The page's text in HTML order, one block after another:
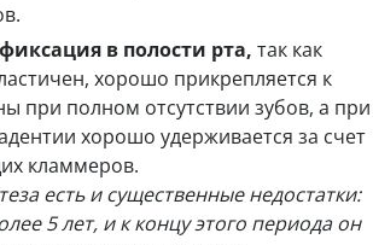
в полости рта, так как
хорошо прикрепляется к
при полном отсутствии зубов, а при
хорошо удерживается за счет
кламмеров.
есть и существенные недостатки:
5 лет, и к концу этого периода он